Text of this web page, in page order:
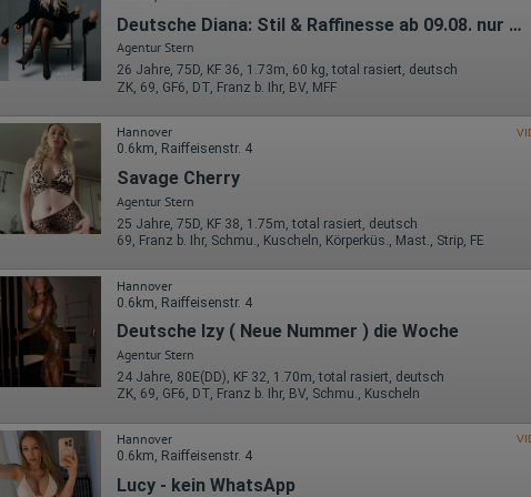
Deutsche Diana: Stil & Raffinesse ab 09.08. nur kurz!
Agentur Stern
26 Jahre, 75D, KF 36, 1.73m, 60 kg, total rasiert, deutsch
ZK, 69, GF6, DT, Franz b. Ihr, BV, MFF
Hannover
0.6km, Raiffeisenstr. 4
Savage Cherry
Agentur Stern
25 Jahre, 75D, KF 38, 1.75m, total rasiert, deutsch
69, Franz b. Ihr, Schmu., Kuscheln, Körperküs., Mast., Strip, FE
Hannover
0.6km, Raiffeisenstr. 4
Deutsche Izy ( Neue Nummer ) die Woche
Agentur Stern
24 Jahre, 80E(DD), KF 32, 1.70m, total rasiert, deutsch
ZK, 69, GF6, DT, Franz b. Ihr, BV, Schmu., Kuscheln
Hannover
0.6km, Raiffeisenstr. 4
Lucy - kein WhatsApp